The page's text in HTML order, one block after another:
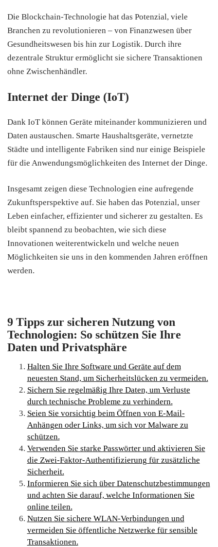
Die Blockchain-Technologie hat das Potenzial, viele
Branchen zu revolutionieren – von Finanzwesen über
Gesundheitswesen bis hin zur Logistik. Durch ihre
dezentrale Struktur ermöglicht sie sichere Transaktionen
ohne Zwischenhändler.
Internet der Dinge (IoT)
Dank IoT können Geräte miteinander kommunizieren und
Daten austauschen. Smarte Haushaltsgeräte, vernetzte
Städte und intelligente Fabriken sind nur einige Beispiele
für die Anwendungsmöglichkeiten des Internet der Dinge.
Insgesamt zeigen diese Technologien eine aufregende
Zukunftsperspektive auf. Sie haben das Potenzial, unser
Leben einfacher, effizienter und sicherer zu gestalten. Es
bleibt spannend zu beobachten, wie sich diese
Innovationen weiterentwickeln und welche neuen
Möglichkeiten sie uns in den kommenden Jahren eröffnen
werden.
9 Tipps zur sicheren Nutzung von
Technologien: So schützen Sie Ihre
Daten und Privatsphäre
Halten Sie Ihre Software und Geräte auf dem
neuesten Stand, um Sicherheitslücken zu vermeiden.
Sichern Sie regelmäßig Ihre Daten, um Verluste
durch technische Probleme zu verhindern.
Seien Sie vorsichtig beim Öffnen von E-Mail-
Anhängen oder Links, um sich vor Malware zu
schützen.
Verwenden Sie starke Passwörter und aktivieren Sie
die Zwei-Faktor-Authentifizierung für zusätzliche
Sicherheit.
Informieren Sie sich über Datenschutzbestimmungen
und achten Sie darauf, welche Informationen Sie
online teilen.
Nutzen Sie sichere WLAN-Verbindungen und
vermeiden Sie öffentliche Netzwerke für sensible
Transaktionen.